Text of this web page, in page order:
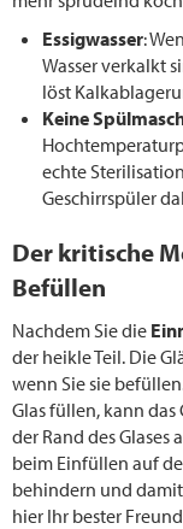
Essigwasser:
Wasser verkalkt
löst
Keine
echte
Geschirrspüler
Der kritische
Befüllen
Nachdem Sie die
der heikle Teil. Die
wenn Sie sie
Glas füllen, kann das
der Rand des Glases
beim Einfüllen auf
behindern und
hier Ihr bester